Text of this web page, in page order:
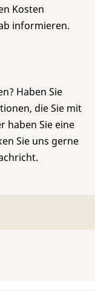
Kosten
informieren.
Haben Sie
die Sie mit
haben Sie eine
Sie uns gerne